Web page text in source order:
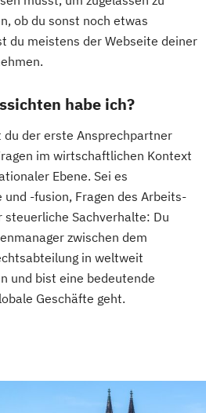
ob du sonst noch etwas
du meistens der Webseite deiner
habe ich?
der erste Ansprechpartner
im wirtschaftlichen Kontext
Ebene. Sei es
-fusion, Fragen des Arbeits-
Sachverhalte: Du
zwischen dem
in weltweit
und bist eine bedeutende
Geschäfte geht.